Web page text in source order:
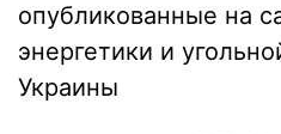
опубликованные на
энергетики и
Украины